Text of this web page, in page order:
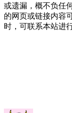
或遗漏，概不负任
的网页或链接内容
时，可联系本站进